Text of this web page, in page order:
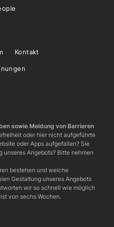
Kontakt
sowie Meldung von Barrieren
oder hier nicht aufgeführte
oder Apps aufgefallen? Sie
Angebots? Bitte nehmen
bestehen und welche
Gestaltung unseres Angebots
wir so schnell wie möglich
von sechs Wochen.